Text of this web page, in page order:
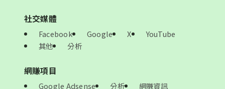
社交媒體
Facebook Google X
YouTube
其他
分析
網賺項目
Google Adsense 分析 網賺資訊